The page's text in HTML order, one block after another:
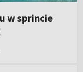
w sprincie